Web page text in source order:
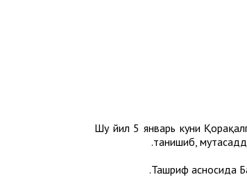
Шу йил 5 январь куни
танишиб,
Ташриф асносида